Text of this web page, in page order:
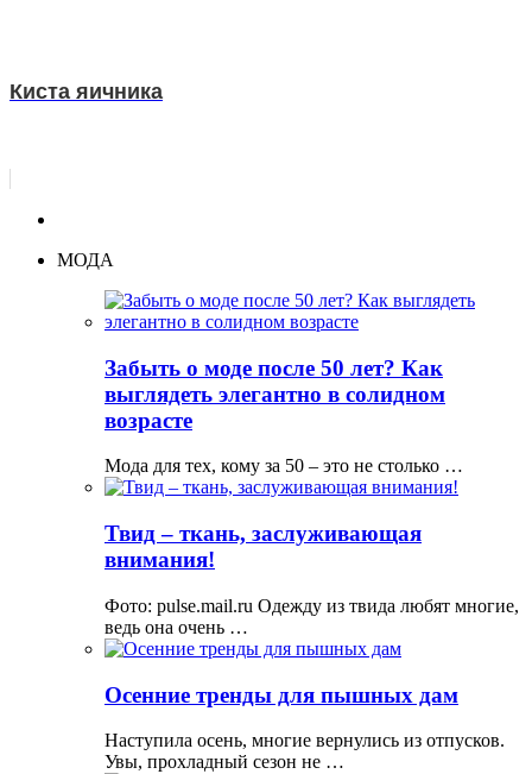
Киста яичника
МОДА
Забыть о моде после 50 лет? Как
выглядеть элегантно в солидном
возрасте
Мода для тех, кому за 50 – это не столько …
Твид – ткань, заслуживающая
внимания!
Фото: pulse.mail.ru Одежду из твида любят многие,
ведь она очень …
Осенние тренды для пышных дам
Наступила осень, многие вернулись из отпусков.
Увы, прохладный сезон не …